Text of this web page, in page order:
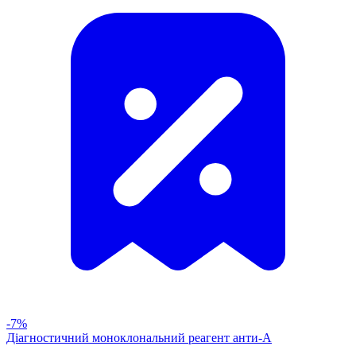
-7%
Діагностичний моноклональний реагент анти-А